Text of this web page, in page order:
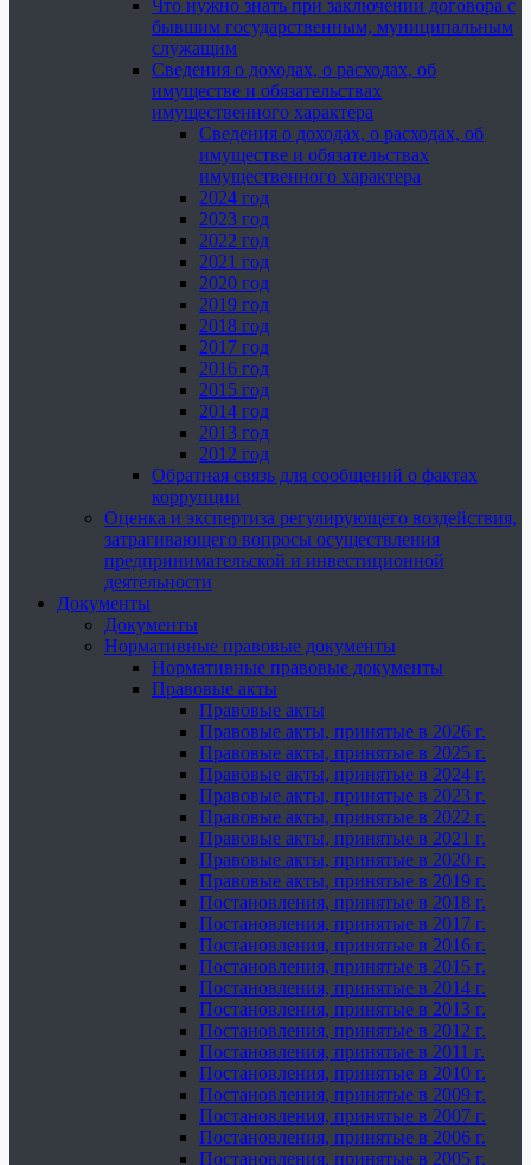
Что нужно знать при заключении договора с
бывшим государственным, муниципальным
служащим
Сведения о доходах, о расходах, об
имуществе и обязательствах
имущественного характера
Сведения о доходах, о расходах, об
имуществе и обязательствах
имущественного характера
2024 год
2023 год
2022 год
2021 год
2020 год
2019 год
2018 год
2017 год
2016 год
2015 год
2014 год
2013 год
2012 год
Обратная связь для сообщений о фактах
коррупции
Оценка и экспертиза регулирующего воздействия,
затрагивающего вопросы осуществления
предпринимательской и инвестиционной
деятельности
Документы
Документы
Нормативные правовые документы
Нормативные правовые документы
Правовые акты
Правовые акты
Правовые акты, принятые в 2026 г.
Правовые акты, принятые в 2025 г.
Правовые акты, принятые в 2024 г.
Правовые акты, принятые в 2023 г.
Правовые акты, принятые в 2022 г.
Правовые акты, принятые в 2021 г.
Правовые акты, принятые в 2020 г.
Правовые акты, принятые в 2019 г.
Постановления, принятые в 2018 г.
Постановления, принятые в 2017 г.
Постановления, принятые в 2016 г.
Постановления, принятые в 2015 г.
Постановления, принятые в 2014 г.
Постановления, принятые в 2013 г.
Постановления, принятые в 2012 г.
Постановления, принятые в 2011 г.
Постановления, принятые в 2010 г.
Постановления, принятые в 2009 г.
Постановления, принятые в 2007 г.
Постановления, принятые в 2006 г.
Постановления, принятые в 2005 г.